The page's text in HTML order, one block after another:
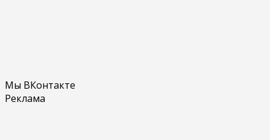
Мы ВКонтакте
Реклама